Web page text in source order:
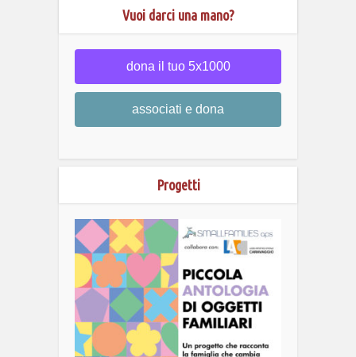
Vuoi darci una mano?
dona il tuo 5x1000
associati e dona
Progetti